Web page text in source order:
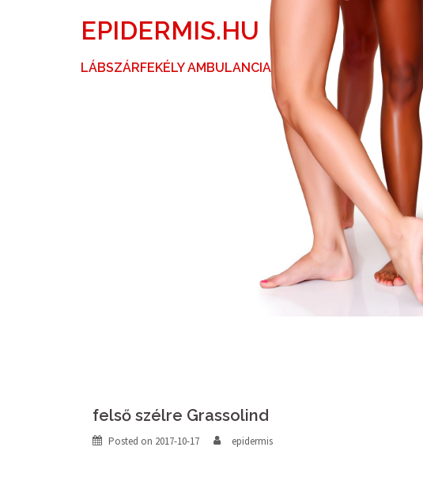
EPIDERMIS.HU
LÁBSZÁRFEKÉLY AMBULANCIA
felső szélre Grassolind
Posted on 2017-10-17 epidermis